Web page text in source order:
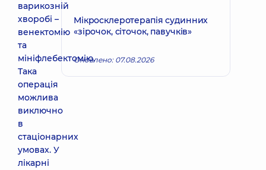
варикозній
хворобі –
венектомію
та
мініфлебектомію.
Така
операція
можлива
виключно
в
стаціонарних
умовах. У
лікарні
Мікросклеротерапія судинних
«зірочок, сіточок, павучків»
Оновлено: 07.08.2026